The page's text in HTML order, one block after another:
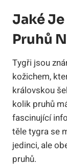
Jaké
Pruhů
Tygři jsou
kožichem,
královskou
kolik pruhů
fascinující
těle tygra se
jedinci, ale
pruhů.